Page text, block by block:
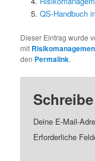
QS-Handbuch
Dieser Eintrag wurde
mit
den Permalink.
Deine E-Mail-
Erforderliche